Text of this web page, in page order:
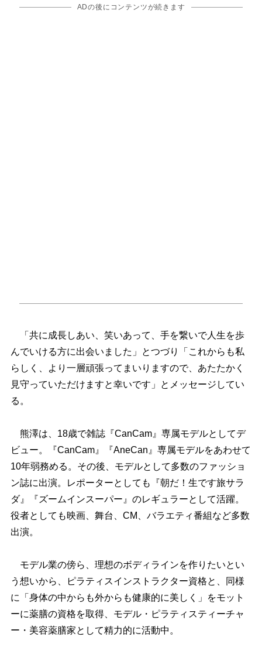
ADの後にコンテンツが続きます
「共に成長しあい、笑いあって、手を繋いで人生を歩
んでいける方に出会いました」とつづり「これからも私
らしく、より一層頑張ってまいりますので、あたたかく
見守っていただけますと幸いです」とメッセージしてい
る。
熊澤は、18歳で雑誌『CanCam』専属モデルとしてデ
ビュー。『CanCam』『AneCan』専属モデルをあわせて
10年弱務める。その後、モデルとして多数のファッショ
ン誌に出演。レポーターとしても『朝だ！生です旅サラ
ダ』『ズームインスーパー』のレギュラーとして活躍。
役者としても映画、舞台、CM、バラエティ番組など多数
出演。
モデル業の傍ら、理想のボディラインを作りたいとい
う想いから、ピラティスインストラクター資格と、同様
に「身体の中からも外からも健康的に美しく」をモット
ーに薬膳の資格を取得、モデル・ピラティスティーチャ
ー・美容薬膳家として精力的に活動中。